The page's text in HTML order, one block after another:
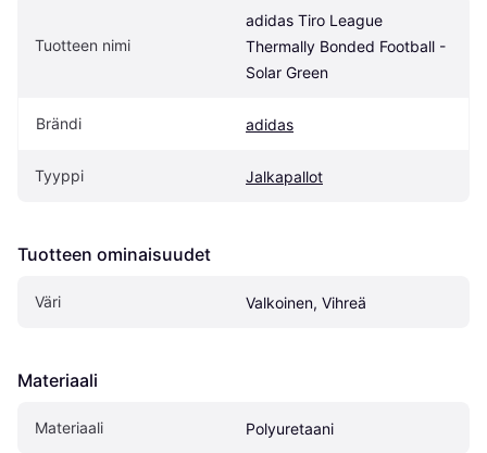
Tuotteen nimi
adidas Tiro League
Thermally Bonded Football -
Solar Green
Brändi adidas
Tyyppi Jalkapallot
Tuotteen ominaisuudet
Väri Valkoinen, Vihreä
Materiaali
Materiaali Polyuretaani